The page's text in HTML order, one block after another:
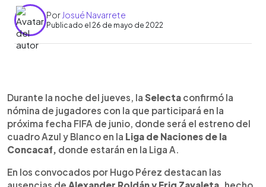
Por Josué Navarrete
Publicado el 26 de mayo de 2022
Escuchar artículo
Durante la noche del jueves, la Selecta confirmó la
nómina de jugadores con la que participará en la
próxima fecha FIFA de junio, donde será el estreno del
cuadro Azul y Blanco en la Liga de Naciones de la
Concacaf, donde estarán en la Liga A.
En los convocados por Hugo Pérez destacan las
ausencias de Alexander Roldán y Eriq Zavaleta, hecho